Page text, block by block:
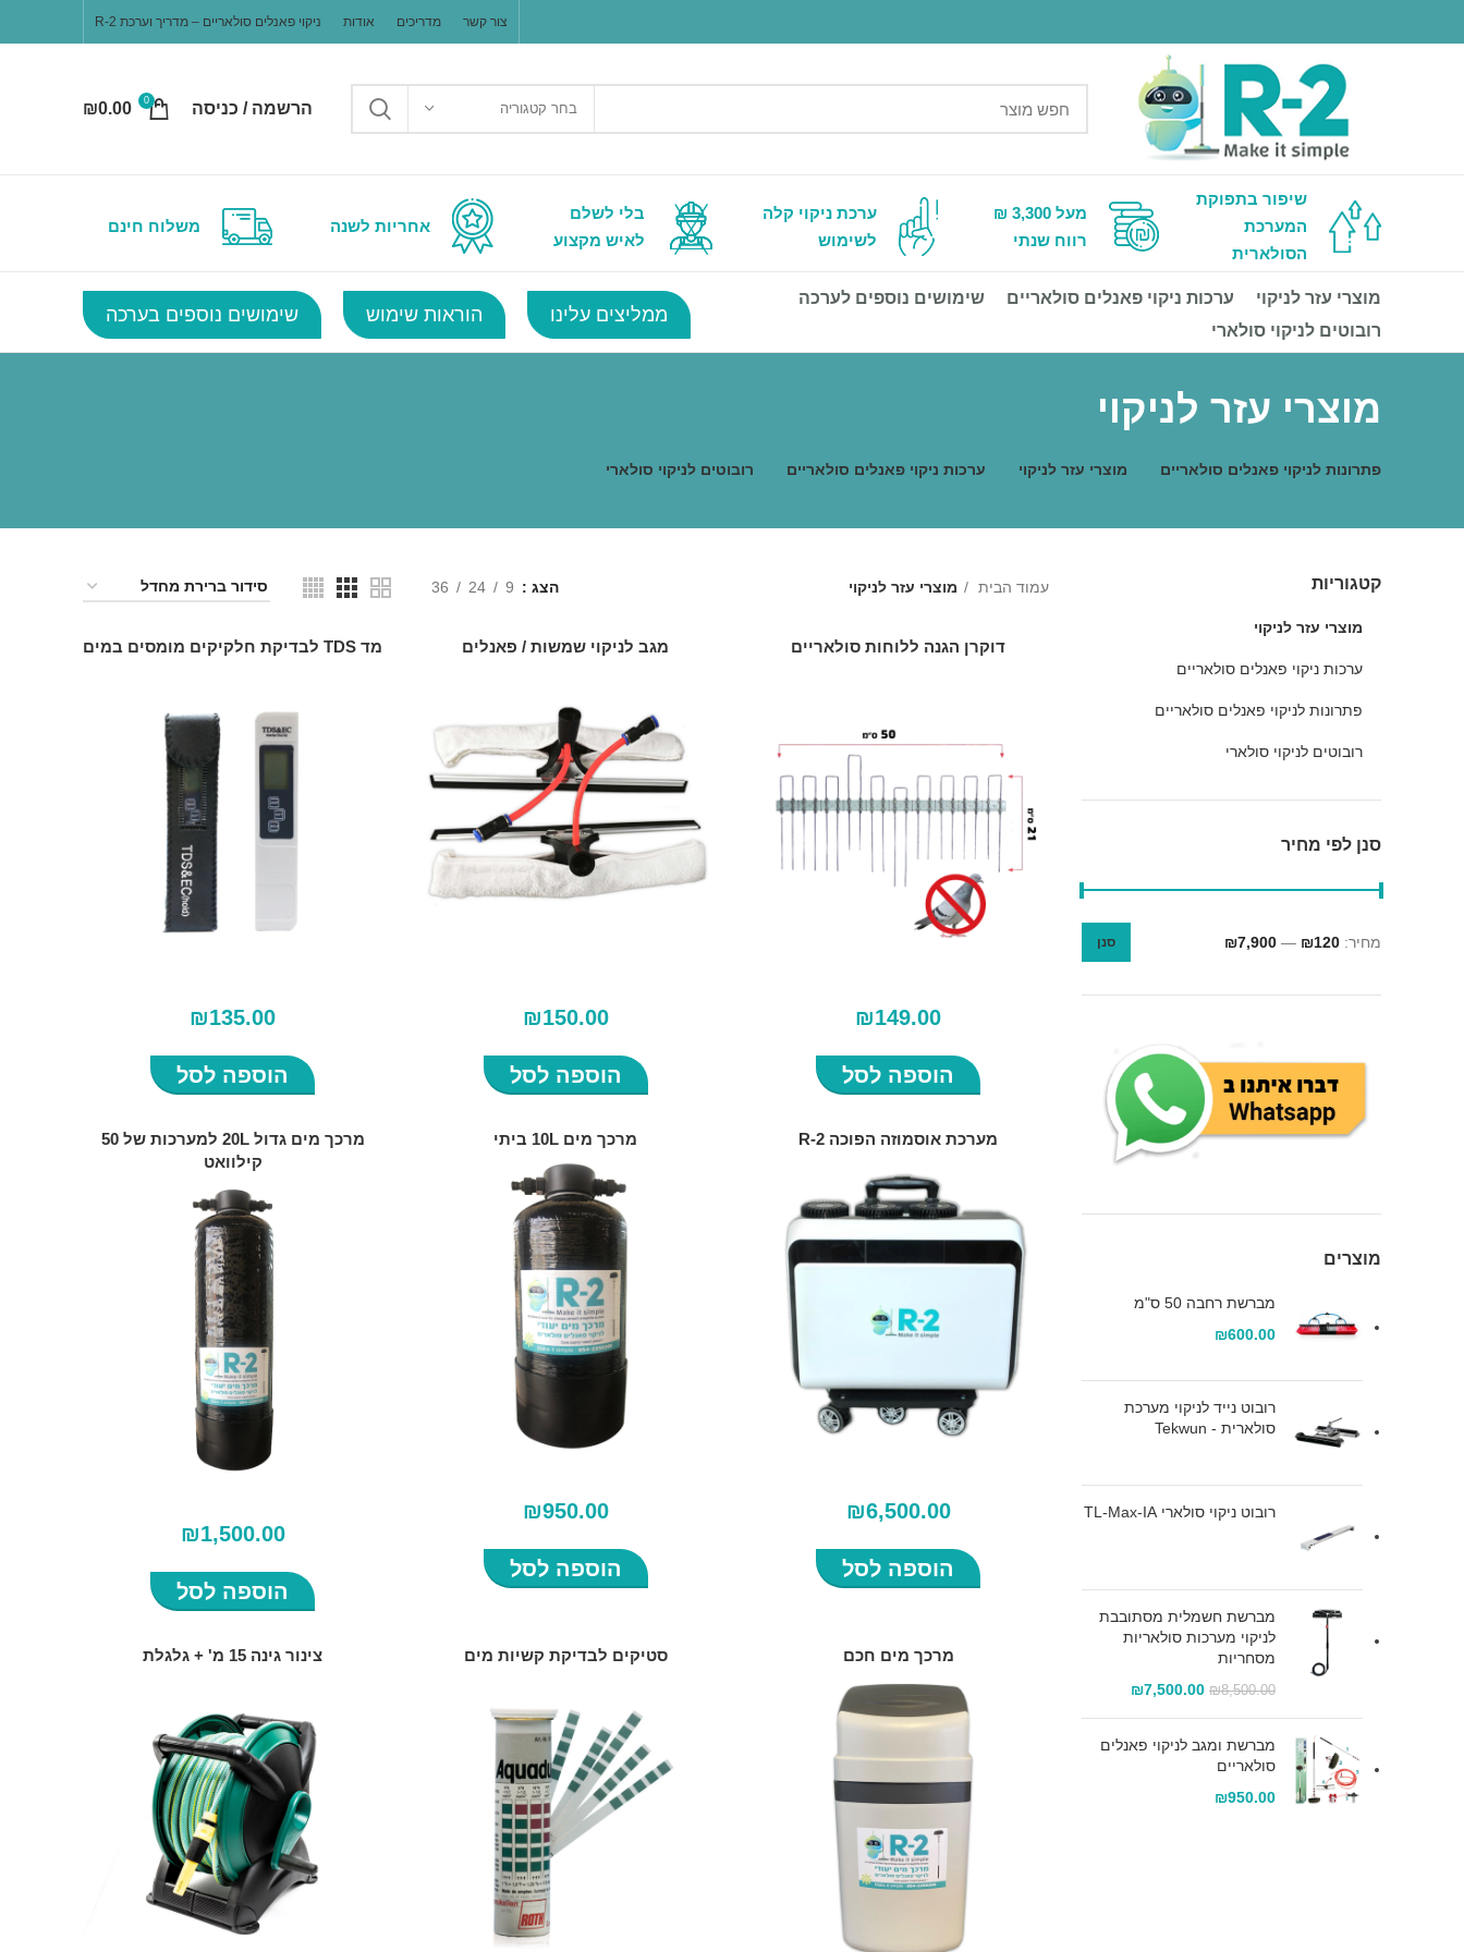
צור קשר מדריכים אודות ניקוי פאנלים סולאריים – מדריך וערכת R-2
בחר קטגוריה הרשמה / כניסה 0
₪0.00
שיפור בתפוקת
המערכת
הסולארית
מעל 3,300 ₪
רווח שנתי
ערכת ניקוי קלה
לשימוש
בלי לשלם
לאיש מקצוע
אחריות לשנה משלוח חינם
מוצרי עזר לניקוי ערכות ניקוי פאנלים סולאריים
שימושים נוספים לערכה
רובוטים לניקוי סולארי
ממליצים עלינו הוראות שימוש שימושים נוספים בערכה
מוצרי עזר לניקוי
פתרונות לניקוי פאנלים סולאריים מוצרי עזר לניקוי ערכות ניקוי פאנלים סולאריים רובוטים לניקוי סולארי
קטגוריות
מוצרי עזר לניקוי
ערכות ניקוי פאנלים סולאריים
פתרונות לניקוי פאנלים סולאריים
רובוטים לניקוי סולארי
סנן לפי מחיר
סנן מחיר: ₪120
—
₪7,900
מוצרים
מברשת רחבה 50 ס"מ
₪600.00
רובוט נייד לניקוי מערכת
סולארית - Tekwun
רובוט ניקוי סולארי TL-Max-IA
מברשת חשמלית מסתובבת
לניקוי מערכות סולאריות
מסחריות
₪8,500.00
המחיר
היה:
₪7,500.00
הוא:
מברשת ומגב לניקוי פאנלים
סולאריים
₪950.00
עמוד הבית מוצרי עזר לניקוי הצג 9
24
36
דוקרן הגנה ללוחות סולאריים
₪149.00
הוספה לסל
מגב לניקוי שמשות / פאנלים
₪150.00
הוספה לסל
מד TDS לבדיקת חלקיקים מומסים במים
₪135.00
הוספה לסל
מערכת אוסמוזה הפוכה R-2
₪6,500.00
הוספה לסל
מרכך מים 10L ביתי
₪950.00
הוספה לסל
מרכך מים גדול 20L למערכות של 50
קילוואט
₪1,500.00
הוספה לסל
מרכך מים חכם סטיקים לבדיקת קשיות מים צינור גינה 15 מ' + גלגלת